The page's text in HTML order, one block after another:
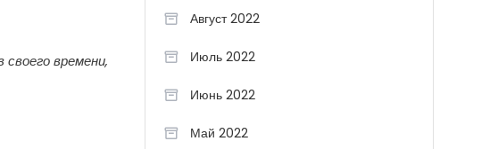
времени,
Август 2022
Июль 2022
Июнь 2022
Май 2022